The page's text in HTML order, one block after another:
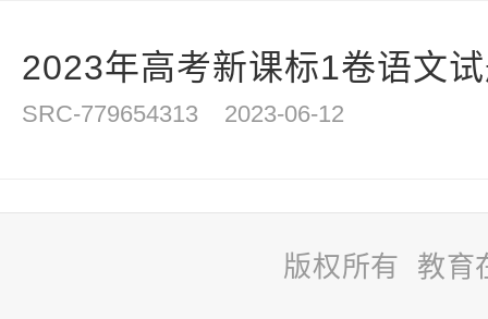
2023年高考新课标1卷语文
SRC-779654313 2023-06-12
版权所有 教育